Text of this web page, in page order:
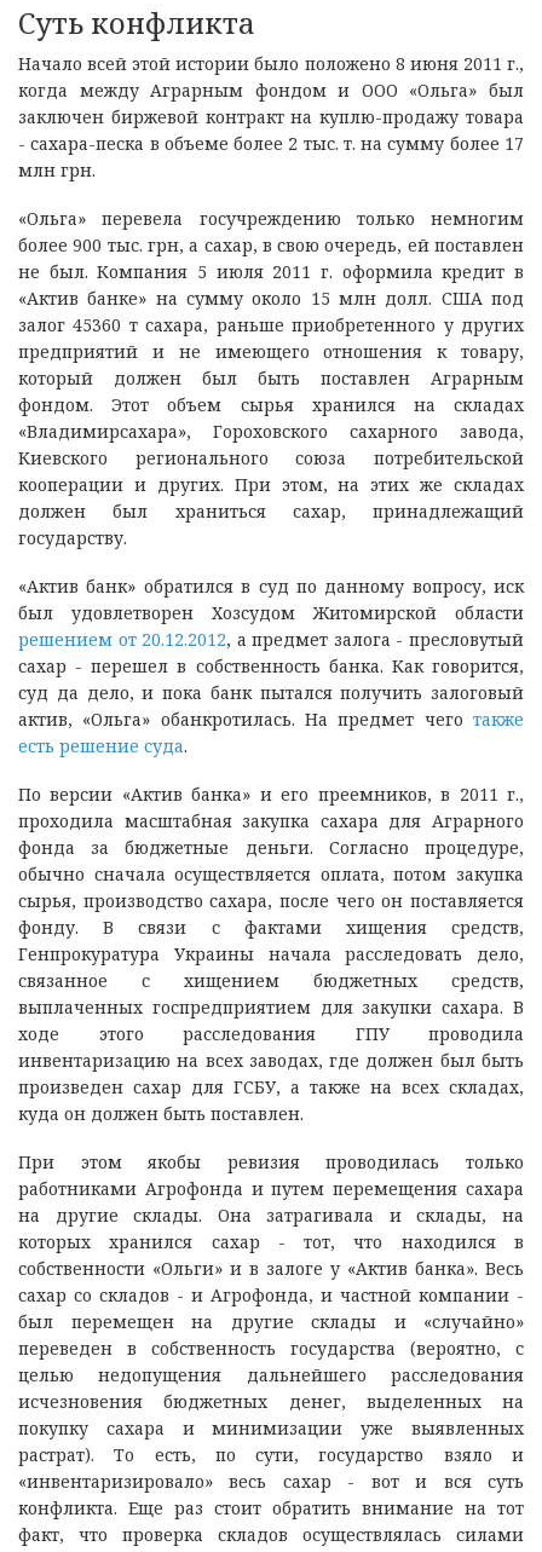
Суть конфликта
Начало всей этой истории было положено 8 июня 2011 г.,
когда между Аграрным фондом и ООО «Ольга» был
заключен биржевой контракт на куплю-продажу товара
- сахара-песка в объеме более 2 тыс. т. на сумму более 17
млн грн.
«Ольга» перевела госучреждению только немногим
более 900 тыс. грн, а сахар, в свою очередь, ей поставлен
не был. Компания 5 июля 2011 г. оформила кредит в
«Актив банке» на сумму около 15 млн долл. США под
залог 45360 т сахара, раньше приобретенного у других
предприятий и не имеющего отношения к товару,
который должен был быть поставлен Аграрным
фондом. Этот объем сырья хранился на складах
«Владимирсахара», Гороховского сахарного завода,
Киевского регионального союза потребительской
кооперации и других. При этом, на этих же складах
должен был храниться сахар, принадлежащий
государству.
«Актив банк» обратился в суд по данному вопросу, иск
был удовлетворен Хозсудом Житомирской области
решением от 20.12.2012, а предмет залога - пресловутый
сахар - перешел в собственность банка. Как говорится,
суд да дело, и пока банк пытался получить залоговый
актив, «Ольга» обанкротилась. На предмет чего также
есть решение суда.
По версии «Актив банка» и его преемников, в 2011 г.,
проходила масштабная закупка сахара для Аграрного
фонда за бюджетные деньги. Согласно процедуре,
обычно сначала осуществляется оплата, потом закупка
сырья, производство сахара, после чего он поставляется
фонду. В связи с фактами хищения средств,
Генпрокуратура Украины начала расследовать дело,
связанное с хищением бюджетных средств,
выплаченных госпредприятием для закупки сахара. В
ходе этого расследования ГПУ проводила
инвентаризацию на всех заводах, где должен был быть
произведен сахар для ГСБУ, а также на всех складах,
куда он должен быть поставлен.
При этом якобы ревизия проводилась только
работниками Агрофонда и путем перемещения сахара
на другие склады. Она затрагивала и склады, на
которых хранился сахар - тот, что находился в
собственности «Ольги» и в залоге у «Актив банка». Весь
сахар со складов - и Агрофонда, и частной компании -
был перемещен на другие склады и «случайно»
переведен в собственность государства (вероятно, с
целью недопущения дальнейшего расследования
исчезновения бюджетных денег, выделенных на
покупку сахара и минимизации уже выявленных
растрат). То есть, по сути, государство взяло и
«инвентаризировало» весь сахар - вот и вся суть
конфликта. Еще раз стоит обратить внимание на тот
факт, что проверка складов осуществлялась силами